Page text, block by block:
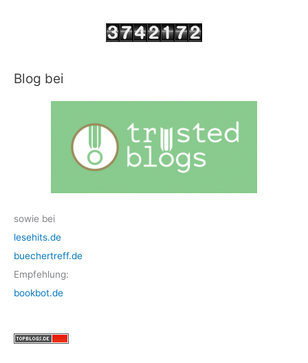
Blog bei
sowie bei
lesehits.de
buechertreff.de
Empfehlung:
bookbot.de